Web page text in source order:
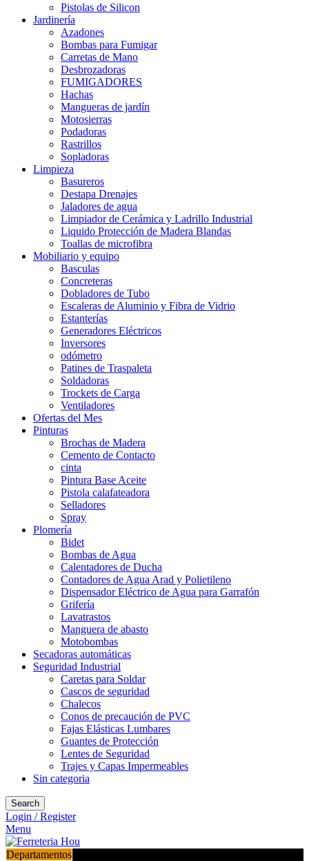
Pistolas de Silicon
Jardinería
Azadones
Bombas para Fumigar
Carretas de Mano
Desbrozadoras
FUMIGADORES
Hachas
Mangueras de jardín
Motosierras
Podadoras
Rastrillos
Sopladoras
Limpieza
Basureros
Destapa Drenajes
Jaladores de agua
Limpiador de Cerámica y Ladrillo Industrial
Liquido Protección de Madera Blandas
Toallas de microfibra
Mobiliario y equipo
Basculas
Concreteras
Dobladores de Tubo
Escaleras de Aluminio y Fibra de Vidrio
Estanterías
Generadores Eléctricos
Inversores
odómetro
Patines de Traspaleta
Soldadoras
Trockets de Carga
Ventiladores
Ofertas del Mes
Pinturas
Brochas de Madera
Cemento de Contacto
cinta
Pintura Base Aceite
Pistola calafateadora
Selladores
Spray
Plomería
Bidet
Bombas de Agua
Calentadores de Ducha
Contadores de Agua Arad y Polietileno
Dispensador Eléctrico de Agua para Garrafón
Grifería
Lavatrastos
Manguera de abasto
Motobombas
Secadoras automáticas
Seguridad Industrial
Caretas para Soldar
Cascos de seguridad
Chalecos
Conos de precaución de PVC
Fajas Elásticas Lumbares
Guantes de Protección
Lentes de Seguridad
Trajes y Capas Impermeables
Sin categoria
Search
Login / Register
Menu
Departamentos